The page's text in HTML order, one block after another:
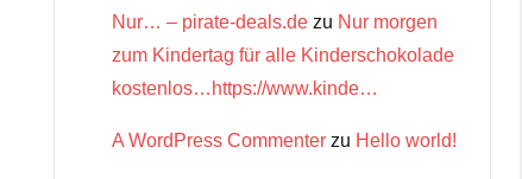
Nur… – pirate-deals.de zu Nur morgen
zum Kindertag für alle Kinderschokolade
kostenlos…https://www.kinde…
A WordPress Commenter zu Hello world!